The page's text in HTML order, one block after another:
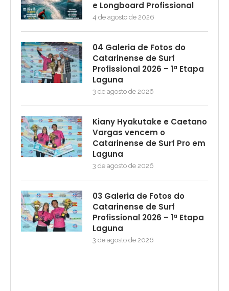
e Longboard Profissional
4 de agosto de 2026
04 Galeria de Fotos do
Catarinense de Surf
Profissional 2026 – 1ª Etapa
Laguna
3 de agosto de 2026
Kiany Hyakutake e Caetano
Vargas vencem o
Catarinense de Surf Pro em
Laguna
3 de agosto de 2026
03 Galeria de Fotos do
Catarinense de Surf
Profissional 2026 – 1ª Etapa
Laguna
3 de agosto de 2026